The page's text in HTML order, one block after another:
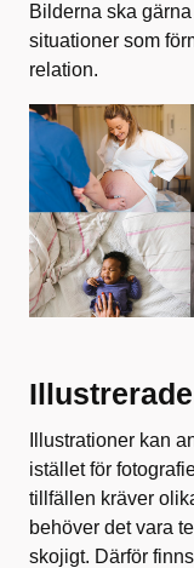
Bilderna ska
situationer som
relation.
Illustrationer kan
istället för
tillfällen kräver
behöver det vara
skojigt. Därför